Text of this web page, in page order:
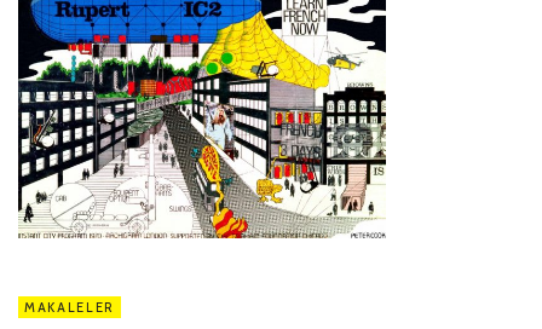
MAKALELER